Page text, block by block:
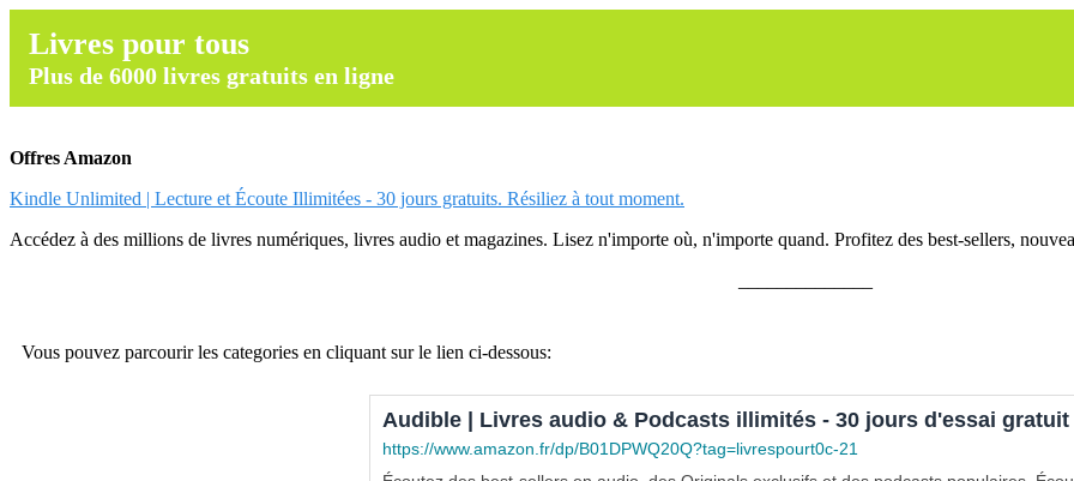
Livres pour tous
Plus de 6000 livres gratuits en ligne
Offres Amazon
Kindle Unlimited | Lecture et Écoute Illimitées - 30 jours gratuits. Résiliez à tout moment.
Accédez à des millions de livres numériques, livres audio et magazines. Lisez n'importe où, n'importe quand. Profitez des best-sellers,
Vous pouvez parcourir les categories en cliquant sur le lien ci-dessous:
Audible | Livres audio & Podcasts illimités - 30 jours d'essai gratuit
https://www.amazon.fr/dp/B01DPWQ20Q?tag=livrespourt0c-21